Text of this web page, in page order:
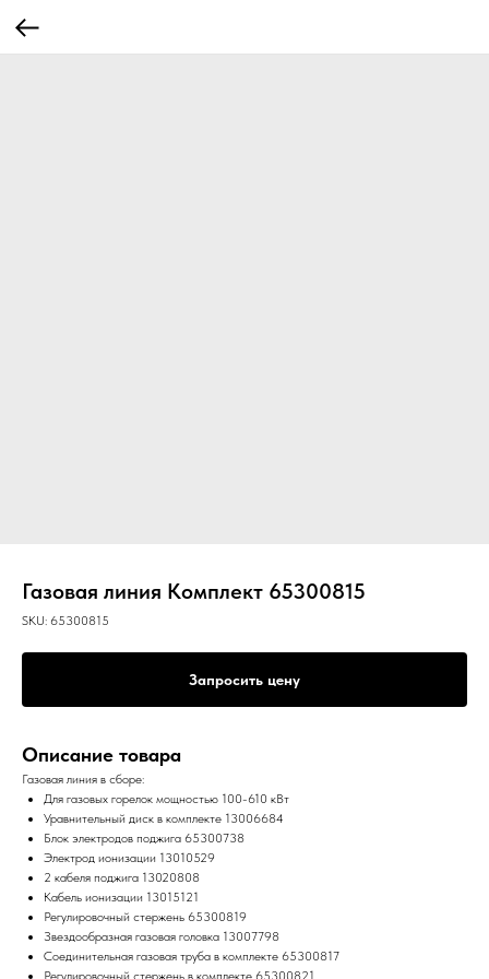
Газовая линия Комплект 65300815
SKU: 65300815
Запросить цену
Описание товара
Газовая линия в сборе:
Для газовых горелок мощностью 100-610 кВт
Уравнительный диск в комплекте 13006684
Блок электродов поджига 65300738
Электрод ионизации 13010529
2 кабеля поджига 13020808
Кабель ионизации 13015121
Регулировочный стержень 65300819
Звездообразная газовая головка 13007798
Соединительная газовая труба в комплекте 65300817
Регулировочный стержень в комплекте 65300821